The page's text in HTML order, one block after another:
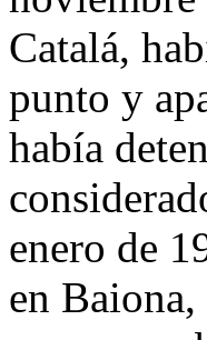
Catalá,
punto y
había
enero de
en